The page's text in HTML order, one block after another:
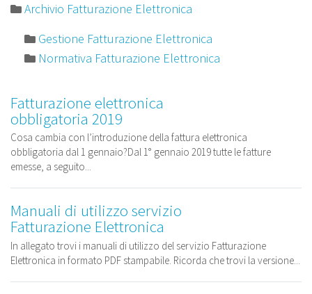
Archivio Fatturazione Elettronica
Gestione Fatturazione Elettronica
Normativa Fatturazione Elettronica
Fatturazione elettronica
obbligatoria 2019
Cosa cambia con l’introduzione della fattura elettronica
obbligatoria dal 1 gennaio?Dal 1° gennaio 2019 tutte le fatture
emesse, a seguito...
Manuali di utilizzo servizio
Fatturazione Elettronica
In allegato trovi i manuali di utilizzo del servizio Fatturazione
Elettronica in formato PDF stampabile. Ricorda che trovi la versione...